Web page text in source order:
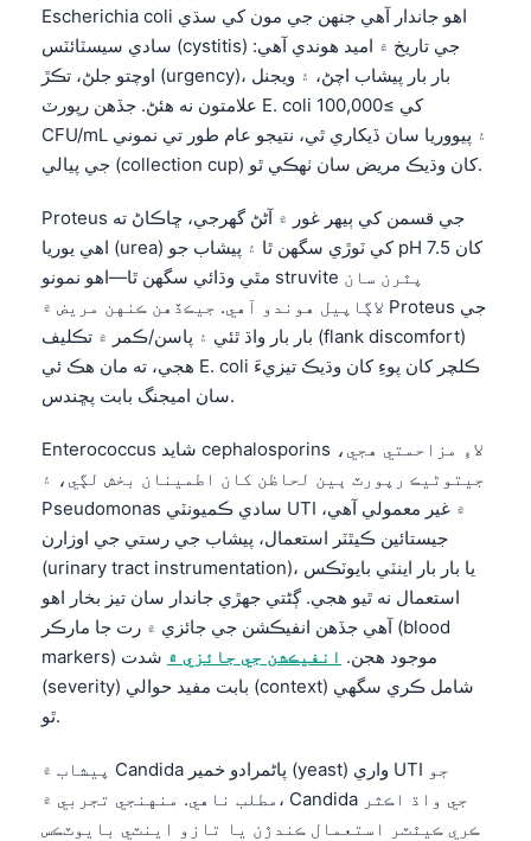
Escherichia coli اهو جاندار آهي جنهن جي مون کي سڌي
سادي سيسٽائٽس (cystitis) جي تاريخ ۾ اميد هوندي آهي:
اوچتو جلڻ، تڪڙ (urgency)، بار بار پيشاب اچڻ، ۽ ويجنل
علامتون نه هئڻ. جڏهن رپورٽ E. coli کي ≥100,000
CFU/mL ۽ پيووريا سان ڏيکاري ٿي، نتيجو عام طور تي نموني
جي پيالي (collection cup) کان وڌيڪ مريض سان ٺهڪي ٿو.
Proteus جي قسمن کي ٻيهر غور ۾ آڻڻ گهرجي، ڇاڪاڻ ته
اهي يوريا (urea) کي ٽوڙي سگهن ٿا ۽ پيشاب جو pH 7.5 کان
مٿي وڌائي سگهن ٿا—اهو نمونو struvite پٿرن سان
لاڳاپيل هوندو آهي. جيڪڏهن ڪنهن مريض ۾ Proteus جي
بار بار واڌ ٿئي ۽ پاسن/ڪمر ۾ تڪليف (flank discomfort)
هجي، ته مان هڪ ئي E. coli ڪلچر کان پوءِ کان وڌيڪ تيزيءَ
سان اميجنگ بابت پڇندس.
Enterococcus شايد cephalosporins لاءِ مزاحمتي هجي،
جيتوڻيڪ رپورٽ ٻين لحاظن کان اطمينان بخش لڳي، ۽
Pseudomonas سادي ڪميونٽي UTI ۾ غير معمولي آهي،
جيستائين ڪيٿٽر استعمال، پيشاب جي رستي جي اوزارن
(urinary tract instrumentation)، يا بار بار اينٽي بايوٽڪس
استعمال نه ٿيو هجي. ڳڻتي جهڙي جاندار سان تيز بخار اهو
آهي جڏهن انفيڪشن جي جائزي ۾ رت جا مارڪر (blood
markers) موجود هجن. انفيڪشن جي جائزي ۾ شدت
(severity) بابت مفيد حوالي (context) شامل ڪري سگهي
ٿو.
پيشاب ۾ Candida پاڻمرادو خمير (yeast) واري UTI جو
مطلب ناهي. منهنجي تجربي ۾، Candida جي واڌ اڪثر
ڪري ڪيٿٽر استعمال ڪندڙن يا تازو اينٽي بايوٽڪس